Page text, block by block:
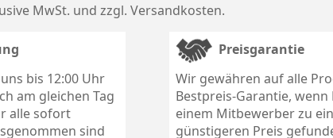
MwSt. und zzgl. Versandkosten.
bis 12:00 Uhr
am gleichen Tag
alle sofort
sind
Preisgarantie
Wir gewähren auf alle
Bestpreis-Garantie, wenn
einem Mitbewerber zu
günstigeren Preis